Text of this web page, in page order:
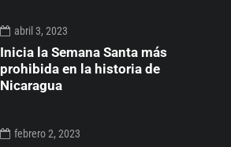
abril 3, 2023
Inicia la Semana Santa más
prohibida en la historia de
Nicaragua
febrero 2, 2023